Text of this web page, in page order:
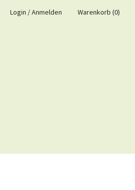
Login / Anmelden Warenkorb (0)